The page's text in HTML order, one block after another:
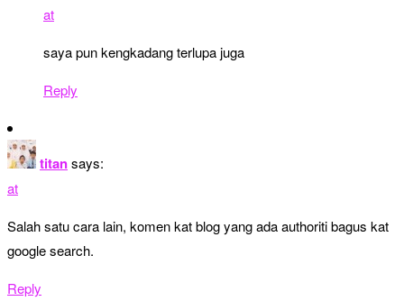
at
saya pun kengkadang terlupa juga
Reply
titansays:
at
Salah satu cara lain, komen kat blog yang ada authoriti bagus kat
google search.
Reply